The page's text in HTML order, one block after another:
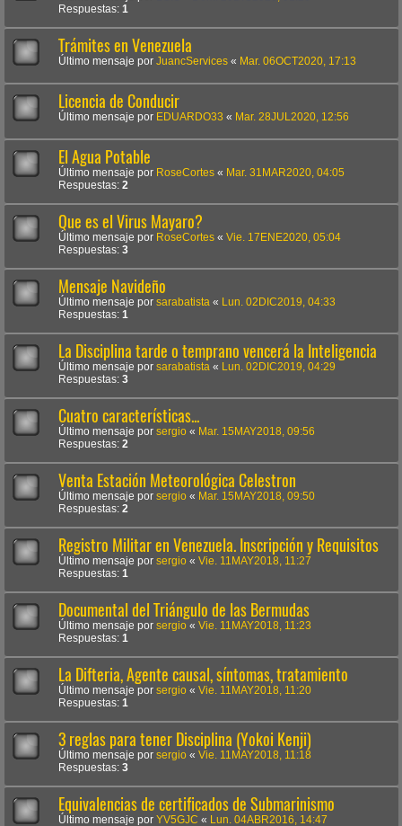
Respuestas: 1
Trámites en Venezuela
Último mensaje por JuancServices « Mar. 06OCT2020, 17:13
Licencia de Conducir
Último mensaje por EDUARDO33 « Mar. 28JUL2020, 12:56
El Agua Potable
Último mensaje por RoseCortes « Mar. 31MAR2020, 04:05
Respuestas: 2
Que es el Virus Mayaro?
Último mensaje por RoseCortes « Vie. 17ENE2020, 05:04
Respuestas: 3
Mensaje Navideño
Último mensaje por sarabatista «
Lun. 02DIC2019, 04:33
Respuestas: 1
La Disciplina tarde o temprano vencerá la Inteligencia
Último mensaje por sarabatista «
Lun. 02DIC2019, 04:29
Respuestas: 3
Cuatro características...
Último mensaje por sergio « Mar. 15MAY2018, 09:56
Respuestas: 2
Venta Estación Meteorológica Celestron
Último mensaje por sergio « Mar. 15MAY2018, 09:50
Respuestas: 2
Registro Militar en Venezuela. Inscripción y Requisitos
Último mensaje por sergio « Vie. 11MAY2018, 11:27
Respuestas: 1
Documental del Triángulo de las Bermudas
Último mensaje por sergio « Vie. 11MAY2018, 11:23
Respuestas: 1
La Difteria, Agente causal, síntomas, tratamiento
Último mensaje por sergio « Vie. 11MAY2018, 11:20
Respuestas: 1
3 reglas para tener Disciplina (Yokoi Kenji)
Último mensaje por sergio « Vie. 11MAY2018, 11:18
Respuestas: 3
Equivalencias de certificados de Submarinismo
Último mensaje por YV5GJC « Lun. 04ABR2016, 14:47